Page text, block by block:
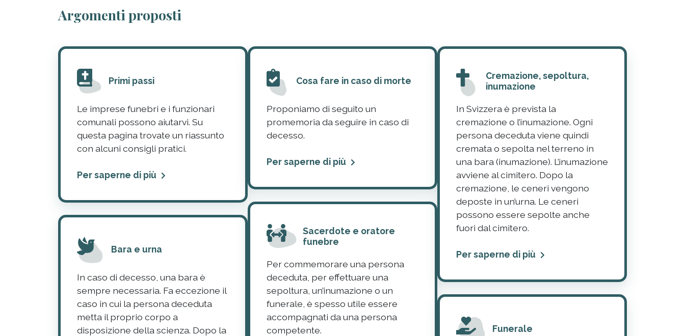
Argomenti proposti
Primi passi
Le imprese funebri e i funzionari
comunali possono aiutarvi. Su
questa pagina trovate un riassunto
con alcuni consigli pratici.
Per saperne di più
Bara e urna
In caso di decesso, una bara è
sempre necessaria. Fa eccezione il
caso in cui la persona deceduta
metta il proprio corpo a
disposizione della scienza. Dopo la
Cosa fare in caso di morte
Proponiamo di seguito un
promemoria da seguire in caso di
decesso.
Per saperne di più
Sacerdote e oratore
funebre
Per commemorare una persona
deceduta, per effettuare una
sepoltura, un’inumazione o un
funerale, è spesso utile essere
accompagnati da una persona
competente.
Cremazione, sepoltura,
inumazione
In Svizzera è prevista la
cremazione o l’inumazione. Ogni
persona deceduta viene quindi
cremata o sepolta nel terreno in
una bara (inumazione). L’inumazione
avviene al cimitero. Dopo la
cremazione, le ceneri vengono
deposte in un’urna. Le ceneri
possono essere sepolte anche
fuori dal cimitero.
Per saperne di più
Funerale